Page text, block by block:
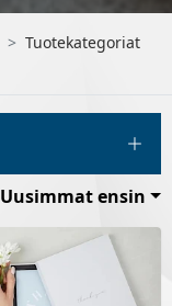
Tuotekategoriat
Uusimmat ensin